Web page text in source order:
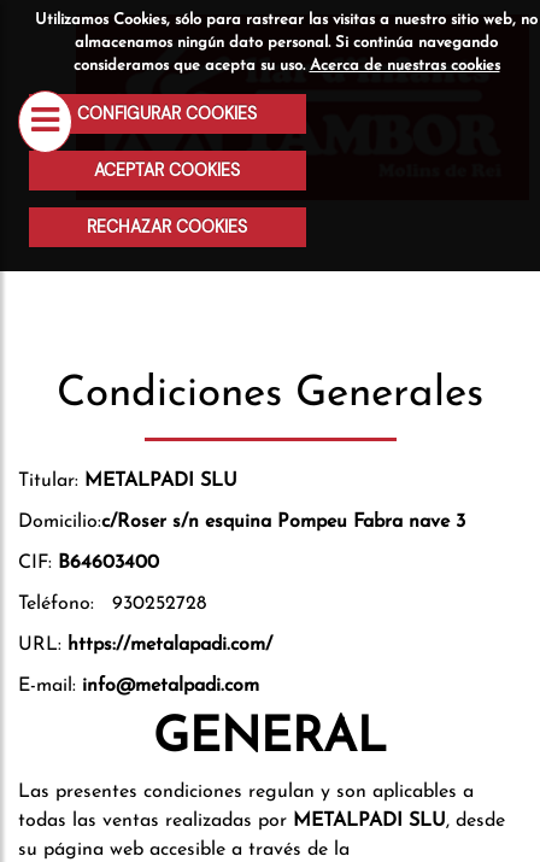
Utilizamos Cookies, sólo para rastrear las visitas a nuestro sitio web, no
almacenamos ningún dato personal. Si continúa navegando
consideramos que acepta su uso. Acerca de nuestras cookies
CONFIGURAR COOKIES
ACEPTAR COOKIES
RECHAZAR COOKIES
Quiénes
Servicios
Condiciones Generales
Titular: METALPADI SLU
Domicilio:c/Roser s/n esquina Pompeu Fabra nave 3
CIF: B64603400
Teléfono: 930252728
URL: https://metalapadi.com/
E-mail: info@metalpadi.com
GENERAL
Las presentes condiciones regulan y son aplicables a
todas las ventas realizadas por METALPADI SLU, desde
su página web accesible a través de la